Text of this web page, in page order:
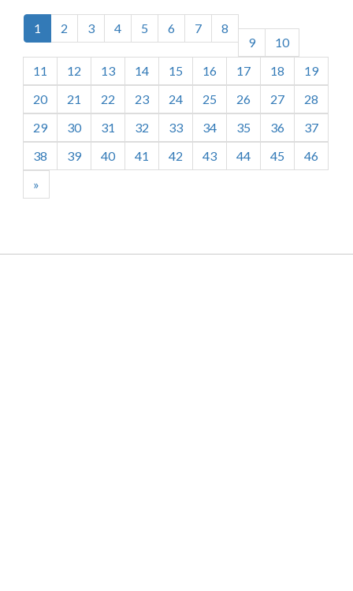
1 (current)
2 3 4 5 6 7
8
9
10
11
12 13 14 15 16 17 18
19
20
21 22 23 24 25 26 27
28
29
30 31 32 33 34 35 36
37
38
39 40 41 42 43 44 45
46
»